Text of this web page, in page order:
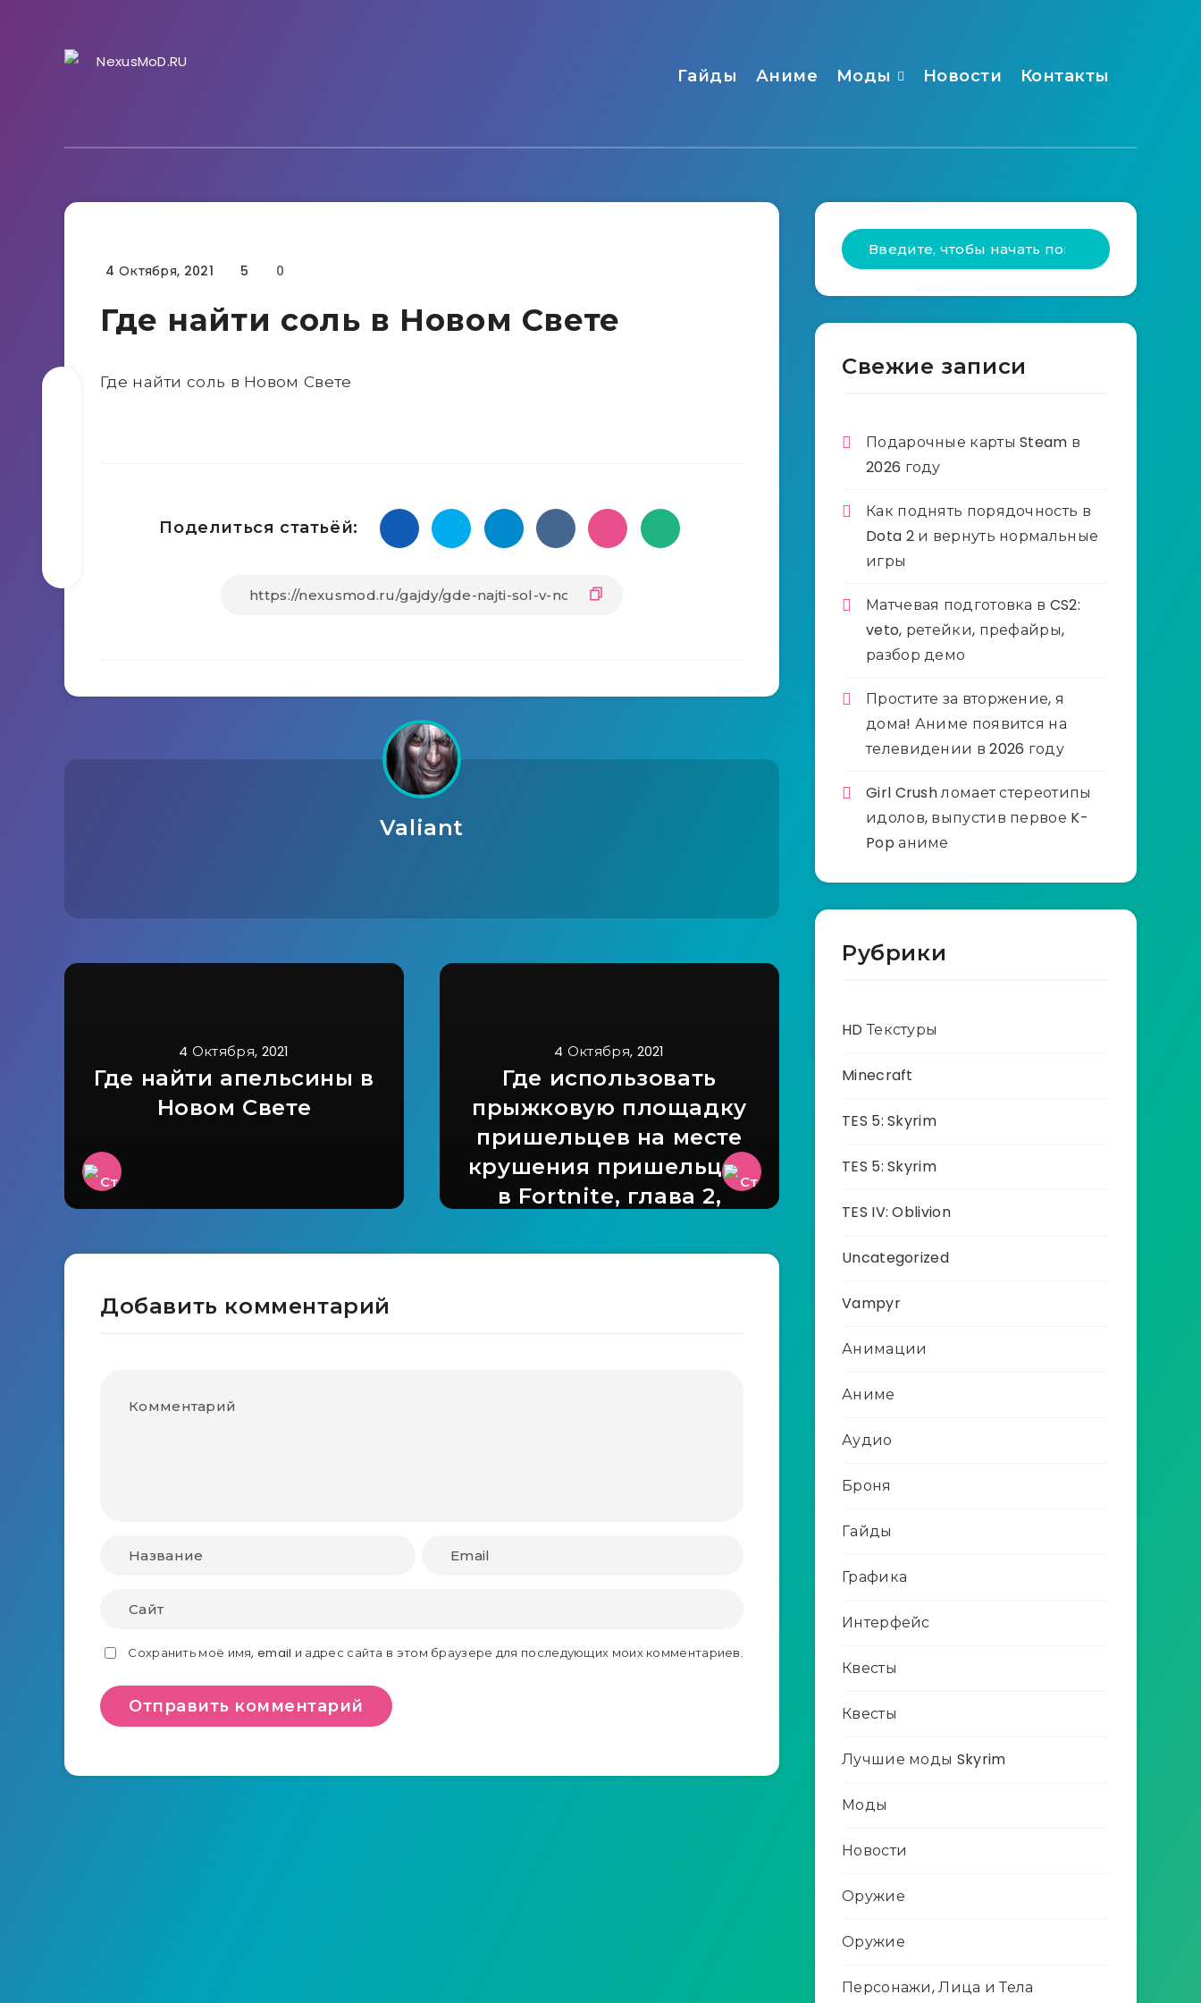
Гайды Аниме Моды Новости Контакты
Гайды
4 Октября, 2021 5 0
Где найти соль в Новом Свете
Где найти соль в Новом Свете
Поделиться статьёй:
Valiant
4 Октября, 2021
Где найти апельсины в
Новом Свете
4 Октября, 2021
Где использовать
прыжковую площадку
пришельцев на месте
крушения пришельцев
в Fortnite, глава 2,
Добавить комментарий
Сохранить моё имя, email и адрес сайта в этом браузере для последующих моих комментариев.
Свежие записи
Подарочные карты Steam в
2026 году
Как поднять порядочность в
Dota 2 и вернуть нормальные
игры
Матчевая подготовка в CS2:
veto, ретейки, префайры,
разбор демо
Простите за вторжение, я
дома! Аниме появится на
телевидении в 2026 году
Girl Crush ломает стереотипы
идолов, выпустив первое K-
Pop аниме
Рубрики
HD Текстуры
Minecraft
TES 5: Skyrim
TES 5: Skyrim
TES IV: Oblivion
Uncategorized
Vampyr
Анимации
Аниме
Аудио
Броня
Гайды
Графика
Интерфейс
Квесты
Квесты
Лучшие моды Skyrim
Моды
Новости
Оружие
Оружие
Персонажи, Лица и Тела